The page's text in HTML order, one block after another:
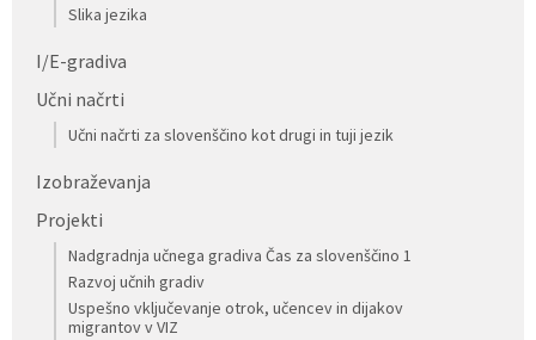
Slika jezika
I/E-gradiva
Učni načrti
Učni načrti za slovenščino kot drugi in tuji jezik
Izobraževanja
Projekti
Nadgradnja učnega gradiva Čas za slovenščino 1
Razvoj učnih gradiv
Uspešno vključevanje otrok, učencev in dijakov
migrantov v VIZ